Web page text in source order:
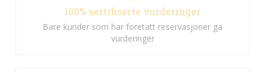
100% sertifiserte vurderinger
Bare kunder som har foretatt reservasjoner ga
vurderinger